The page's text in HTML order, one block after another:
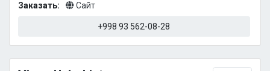
Заказать:
Сайт
+998 93 562-08-28